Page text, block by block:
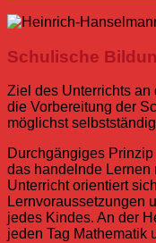
Schulische
Ziel des Unterrichts
die Vorbereitung der
möglichst
Durchgängiges
das handelnde Lernen
Unterricht orientiert
Lernvoraussetzungen
jedes Kindes. An der
jeden Tag Mathematik